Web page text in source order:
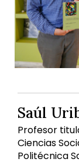
Saúl
Profesor
Ciencias
Politécnica